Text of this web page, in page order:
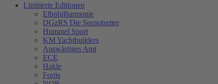
Limitierte Editionen
Elbphilharmonie
DGzRS Die Seenotretter
Hummel Sport
KM Yachtbuilders
Auswärtiges Amt
ECE
Hakle
Fortis